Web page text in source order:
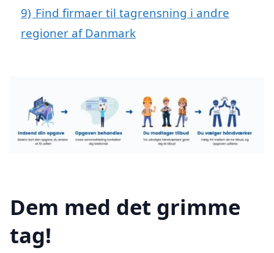
9) Find firmaer til tagrensning i andre
regioner af Danmark
Dem med det grimme
tag!